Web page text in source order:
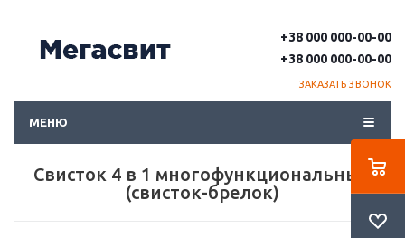
+38 000 000-00-00
+38 000 000-00-00
ЗАКАЗАТЬ ЗВОНОК
МЕНЮ
Свисток 4 в 1 многофункциональный
(свисток-брелок)